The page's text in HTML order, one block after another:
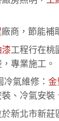
廠商，節能補
工程行在桃
專業施工。
冷氣維修： 金
、冷氣安裝
新北市新莊